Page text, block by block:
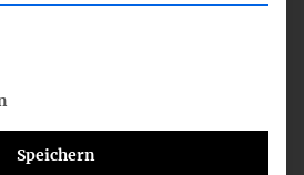
Sitzung des IFRS-
Tagesordnungspunkte der 51.
werden. mehr lesen
Service-Gruppen, für die eine
Speichern